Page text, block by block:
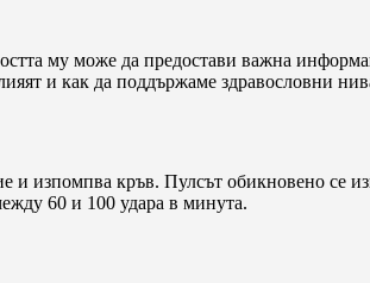
му може да предостави важна
и как да поддържаме здравословни
и изпомпва кръв. Пулсът обикновено се
60 и 100 удара в минута.